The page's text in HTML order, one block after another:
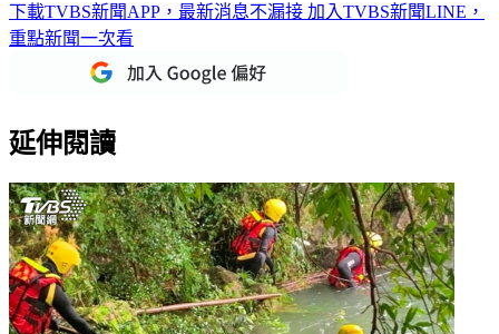
下載TVBS新聞APP，最新消息不漏接 加入TVBS新聞LINE，
重點新聞一次看
延伸閱讀